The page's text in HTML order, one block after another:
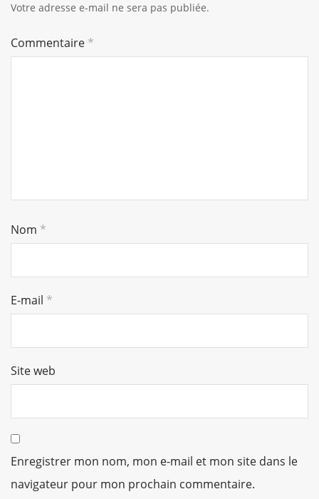
Votre adresse e-mail ne sera pas publiée.
Commentaire *
Nom *
E-mail *
Site web
Enregistrer mon nom, mon e-mail et mon site dans le
navigateur pour mon prochain commentaire.